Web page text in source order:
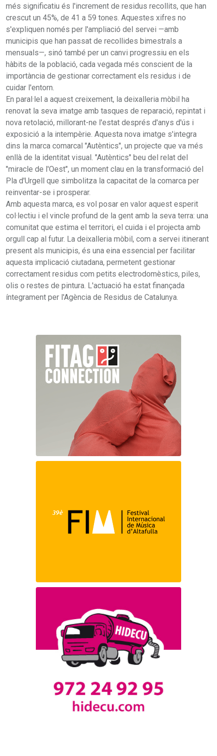
més significatiu és l'increment de residus recollits, que han
crescut un 45%, de 41 a 59 tones. Aquestes xifres no
s'expliquen només per l'ampliació del servei —amb
municipis que han passat de recollides bimestrals a
mensuals—, sinó també per un canvi progressiu en els
hàbits de la població, cada vegada més conscient de la
importància de gestionar correctament els residus i de
cuidar l'entorn.
En paral·lel a aquest creixement, la deixalleria mòbil ha
renovat la seva imatge amb tasques de reparació, repintat i
nova retolació, millorant-ne l'estat després d'anys d'ús i
exposició a la intempèrie. Aquesta nova imatge s'integra
dins la marca comarcal "Autèntics", un projecte que va més
enllà de la identitat visual. "Autèntics" beu del relat del
"miracle de l'Oest", un moment clau en la transformació del
Pla d'Urgell que simbolitza la capacitat de la comarca per
reinventar-se i prosperar.
Amb aquesta marca, es vol posar en valor aquest esperit
col·lectiu i el vincle profund de la gent amb la seva terra: una
comunitat que estima el territori, el cuida i el projecta amb
orgull cap al futur. La deixalleria mòbil, com a servei itinerant
present als municipis, és una eina essencial per facilitar
aquesta implicació ciutadana, permetent gestionar
correctament residus com petits electrodomèstics, piles,
olis o restes de pintura. L'actuació ha estat finançada
íntegrament per l'Agència de Residus de Catalunya.